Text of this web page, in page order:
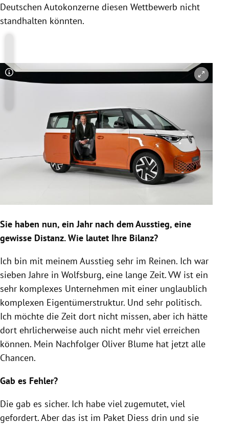
Deutschen Autokonzerne diesen Wettbewerb nicht
standhalten könnten.
Copyright-Hinweis öffnen/schließen
Sie haben nun, ein Jahr nach dem Ausstieg, eine
gewisse Distanz. Wie lautet Ihre Bilanz?
Ich bin mit meinem Ausstieg sehr im Reinen. Ich war
sieben Jahre in Wolfsburg, eine lange Zeit. VW ist ein
sehr komplexes Unternehmen mit einer unglaublich
komplexen Eigentümerstruktur. Und sehr politisch.
Ich möchte die Zeit dort nicht missen, aber ich hätte
dort ehrlicherweise auch nicht mehr viel erreichen
können. Mein Nachfolger Oliver Blume hat jetzt alle
Chancen.
Gab es Fehler?
Die gab es sicher. Ich habe viel zugemutet, viel
gefordert. Aber das ist im Paket Diess drin und sie